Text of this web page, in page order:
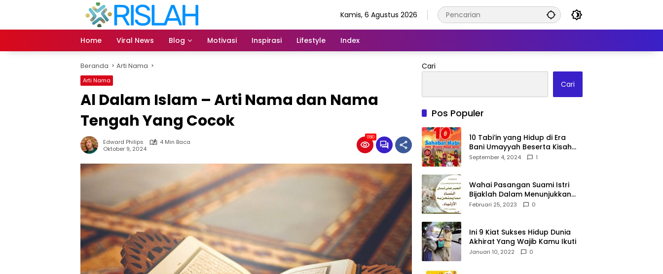
Kamis, 6 Agustus 2026
Home Viral News Blog Motivasi Inspirasi Lifestyle Index
Beranda Arti Nama
Arti Nama
Al Dalam Islam – Arti Nama dan Nama
Tengah Yang Cocok
Edward Philips
4 Min Baca
Oktober 9, 2024
1180
Cari
Cari
Pos Populer
10 Tabi’in yang Hidup di Era
Bani Umayyah Beserta Kisah
Teladan Mereka!
September 4, 2024 1
Wahai Pasangan Suami Istri
Bijaklah Dalam Menunjukkan
Kebahagiaanmu Di Publik
Februari 25, 2023 0
Ini 9 Kiat Sukses Hidup Dunia
Akhirat Yang Wajib Kamu Ikuti
Januari 10, 2022 0